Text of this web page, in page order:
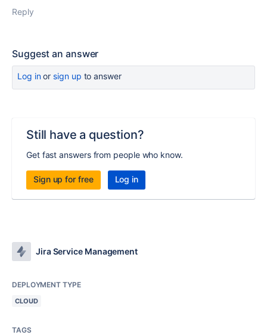
Reply
Suggest an answer
Log inor sign up to answer
Still have a question?
Get fast answers from people who know.
Sign up for free Log in
Jira Service Management
DEPLOYMENT TYPE
CLOUD
TAGS